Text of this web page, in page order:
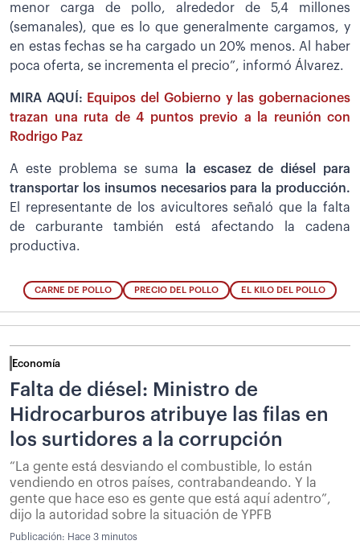
menor carga de pollo, alrededor de 5,4 millones
(semanales), que es lo que generalmente cargamos, y
en estas fechas se ha cargado un 20% menos. Al haber
poca oferta, se incrementa el precio”, informó Álvarez.
MIRA AQUÍ: Equipos del Gobierno y las gobernaciones
trazan una ruta de 4 puntos previo a la reunión con
Rodrigo Paz
A este problema se suma
la escasez de diésel para
transportar los insumos necesarios para la producción.
El representante de los avicultores señaló que la falta
de carburante también está afectando la cadena
productiva.
CARNE DE POLLO PRECIO DEL POLLO EL KILO DEL POLLO
Economía
Falta de diésel: Ministro de
Hidrocarburos atribuye las filas en
los surtidores a la corrupción
“La gente está desviando el combustible, lo están
vendiendo en otros países, contrabandeando. Y la
gente que hace eso es gente que está aquí adentro”,
dijo la autoridad sobre la situación de YPFB
Publicación: Hace 3 minutos